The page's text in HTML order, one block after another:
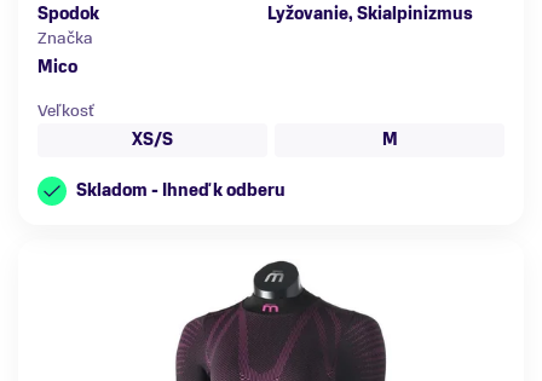
Spodok
Lyžovanie, Skialpinizmus
Značka
Mico
Veľkosť
XS/S
M
Skladom - Ihneď k odberu